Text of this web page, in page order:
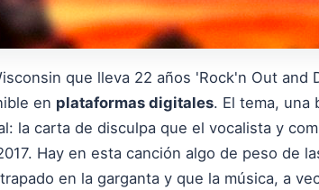
que lleva 22 años 'Rock'n Out and
en plataformas digitales. El tema, una
la carta de disculpa que el vocalista y
Hay en esta canción algo de peso de
en la garganta y que la música, a